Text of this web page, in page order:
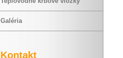
Galéria
Kontakt